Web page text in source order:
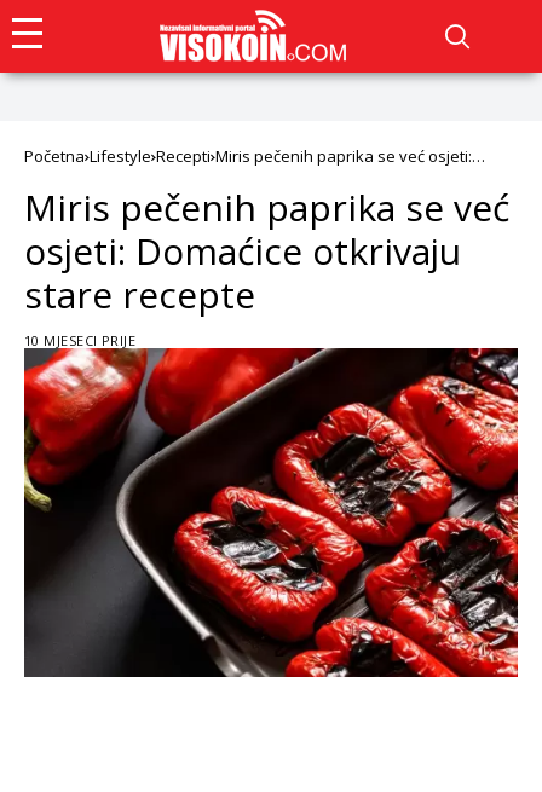
Početna Lifestyle Recepti Miris pečenih paprika se već osjeti:
Miris pečenih paprika se već
osjeti: Domaćice otkrivaju
stare recepte
10 MJESECI PRIJE